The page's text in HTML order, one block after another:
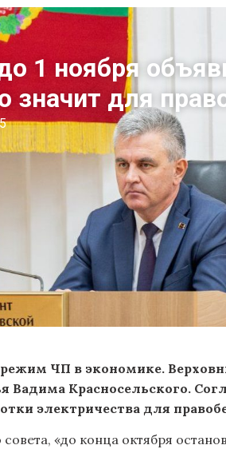
1 ноября
значит для
ЧП в экономике.
Вадима Красносельского.
электричества для
«до конца октября